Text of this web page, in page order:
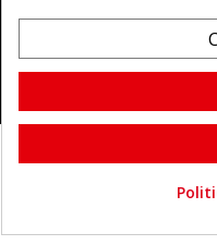
Cuirenstock ©